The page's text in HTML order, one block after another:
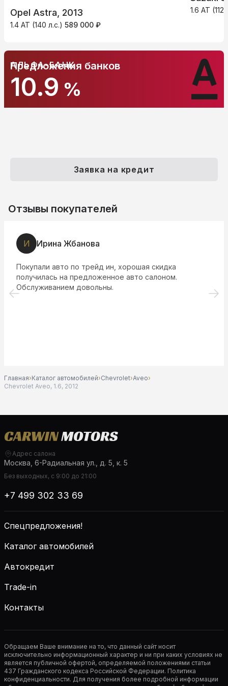
Opel Astra, 2013
1.4 AT (140 л.с.) 589 000 ₽
1.6 AT (112
АЛЬФА-БАНК
10.9 %
Предложения банков
Заявка на кредит
Отзывы покупателей
И Ирина Жбанова
Покупали авто по трейд ин, хорошая скидка
получилась на предложенное авто салоном.
Обслуживанием довольны.
Главная›Каталог автомобилей›Chevrolet›Aveo›
Chevrolet Aveo, 1.6, 2012
Адрес салона
Москва, 6-Радиальная ул., д. 5, к. 5
Без выходных, с 9:00 до 21:00
+7 499 302 33 69
Спецпредложения!
Каталог автомобилей
Автокредит
Trade-in
Контакты
Обращаем Ваше внимание на то, что данный сайт носит
исключительно информационный характер и ни при каких условиях не
является публичной офертой, определяемой положениями статьи
437 Гражданского кодекса Российской Федерации. Политика
конфиденциальности. Для получения более подробной информации